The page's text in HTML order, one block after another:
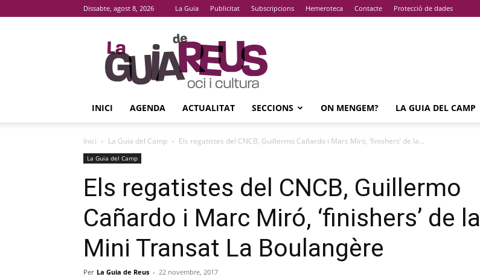
Dissabte, agost 8, 2026 La Guia Publicitat Subscripcions Hemeroteca Contacte Protecció de dades
La
Guia
De
Reus
INICI AGENDA ACTUALITAT SECCIONS ON MENGEM? LA GUIA DEL CAMP
Inici La Guia del Camp Els regatistes del CNCB, Guillermo Cañardo i Marc Miró, ‘finishers’ de la...
La Guia del Camp
Els regatistes del CNCB, Guillermo
Cañardo i Marc Miró, ‘finishers’ de la
Mini Transat La Boulangère
Per La Guia de Reus - 22 novembre, 2017